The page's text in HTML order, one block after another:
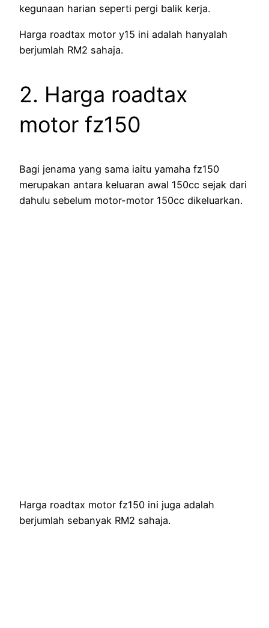
kegunaan harian seperti pergi balik kerja.
Harga roadtax motor y15 ini adalah hanyalah
berjumlah RM2 sahaja.
2. Harga roadtax
motor fz150
Bagi jenama yang sama iaitu yamaha fz150
merupakan antara keluaran awal 150cc sejak dari
dahulu sebelum motor-motor 150cc dikeluarkan.
Harga roadtax motor fz150 ini juga adalah
berjumlah sebanyak RM2 sahaja.